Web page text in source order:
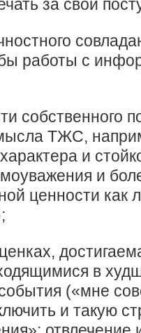
за свои
работы с
собственного
ТЖС,
и
и
ценности как
в
(«мне
и такую